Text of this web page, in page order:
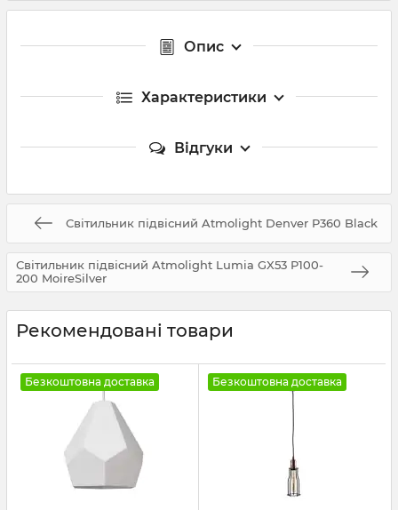
Опис
Характеристики
Відгуки
Світильник підвісний Atmolight Denver P360 Black
Світильник підвісний Atmolight Lumia GX53 P100-
200 MoireSilver
Рекомендовані товари
Безкоштовна доставка Безкоштовна доставка